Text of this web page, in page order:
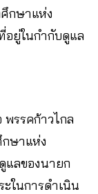
กษาแห่ง
อยู่ในกำกับดูแล
รรคก้าวไกล
ษาแห่ง
แลของนายก
ในการดำเนิน